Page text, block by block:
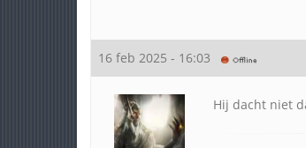
16 feb 2025 - 16:03
Hij dacht niet